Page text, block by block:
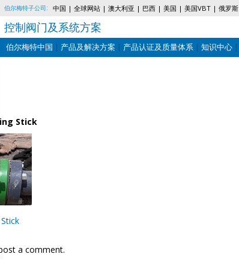
伯尔梅特子公司: 中国 全球网站 澳大利亚 巴西 美国 美国VBT 俄罗斯
控制阀门及系统方案
伯尔梅特中国 产品及解决方案 产品认证及质量体系 知识中心
Stick
a comment.